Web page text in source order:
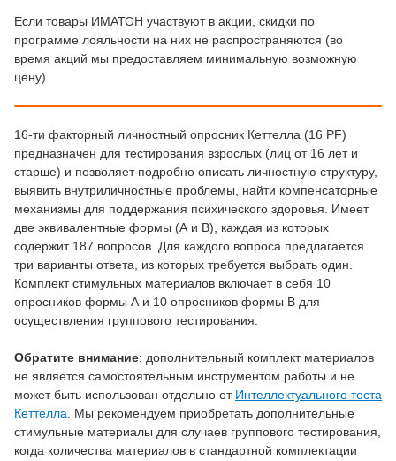
Если товары ИМАТОН участвуют в акции, скидки по
программе лояльности на них не распространяются (во
время акций мы предоставляем минимальную возможную
цену).
16-ти факторный личностный опросник Кеттелла (16 PF)
предназначен для тестирования взрослых (лиц от 16 лет и
старше) и позволяет подробно описать личностную структуру,
выявить внутриличностные проблемы, найти компенсаторные
механизмы для поддержания психического здоровья. Имеет
две эквивалентные формы (А и В), каждая из которых
содержит 187 вопросов. Для каждого вопроса предлагается
три варианты ответа, из которых требуется выбрать один.
Комплект стимульных материалов включает в себя 10
опросников формы А и 10 опросников формы В для
осуществления группового тестирования.
Обратите внимание: дополнительный комплект материалов
не является самостоятельным инструментом работы и не
может быть использован отдельно от Интеллектуального теста
Кеттелла. Мы рекомендуем приобретать дополнительные
стимульные материалы для случаев группового тестирования,
когда количества материалов в стандартной комплектации